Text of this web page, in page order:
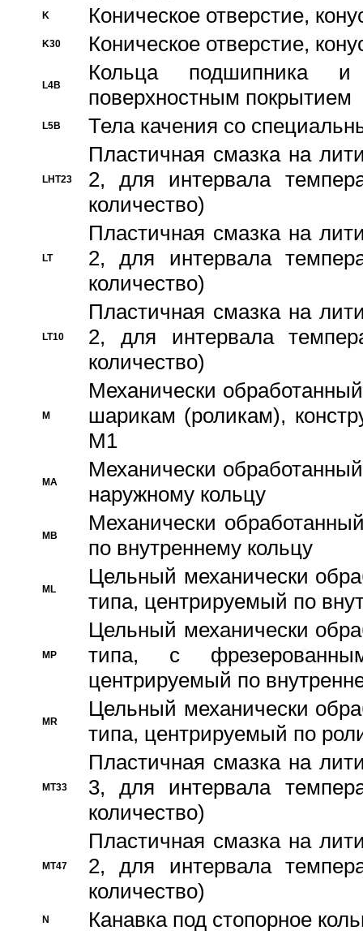
K Коническое отверстие,
K30 Коническое отверстие,
L4B
Кольца подшипника
поверхностным покрытием
L5B Тела качения со
LHT23
Пластичная смазка на
2, для интервала
количество)
LT
Пластичная смазка на
2, для интервала
количество)
LT10
Пластичная смазка на
2, для интервала
количество)
M
Механически
шарикам (роликам),
M1
MA
Механически
наружному кольцу
MB
Механически
по внутреннему кольцу
ML
Цельный механически
типа, центрируемый по
MP
Цельный механически
типа, с
центрируемый по
MR
Цельный механически
типа, центрируемый по
MT33
Пластичная смазка на
3, для интервала
количество)
MT47
Пластичная смазка на
2, для интервала
количество)
N Канавка под стопорное